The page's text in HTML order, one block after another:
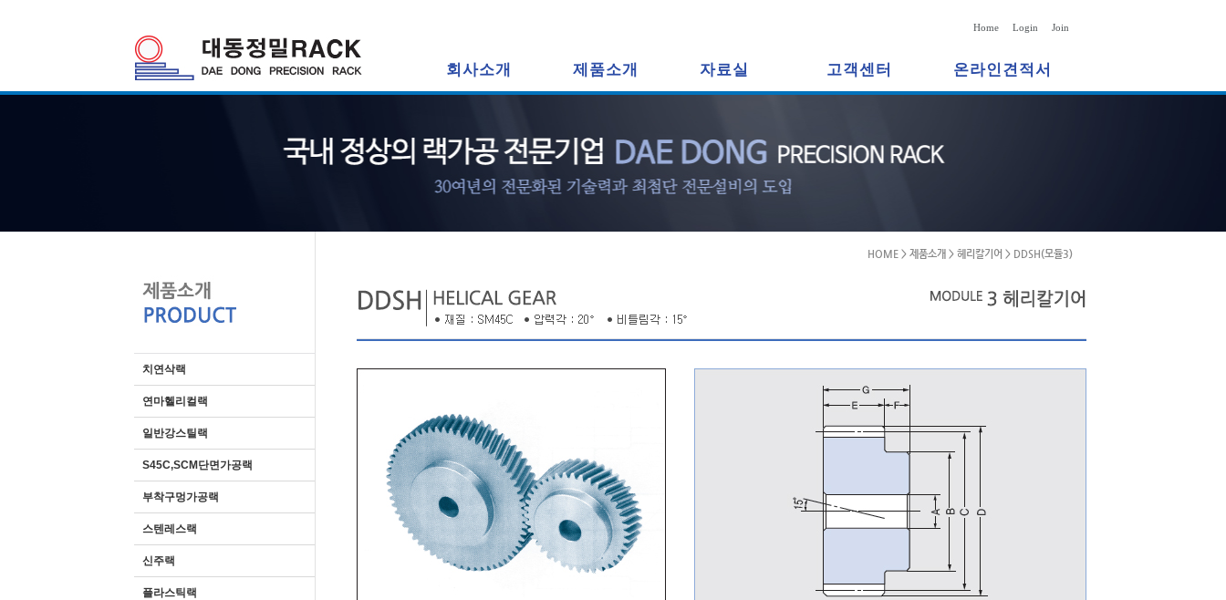
Home Login Join
회사소개 제품소개 자료실 고객센터 온라인견적서
치연삭랙
연마헬리컬랙
일반강스틸랙
S45C,SCM단면가공랙
부착구멍가공랙
스텐레스랙
신주랙
플라스틱랙
HOME > 제품소개 > 헤리칼기어 > DDSH(모듈3)